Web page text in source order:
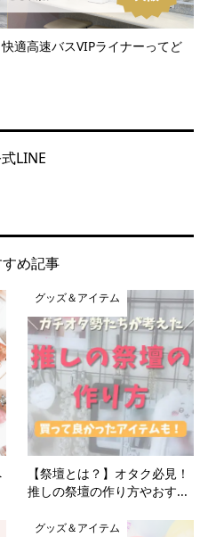
適高速バスVIPライナーってど
LINE
め記事
グッズ＆アイテム
【祭壇とは？】オタク必見！
推しの祭壇の作り方やおす...
グッズ＆アイテム